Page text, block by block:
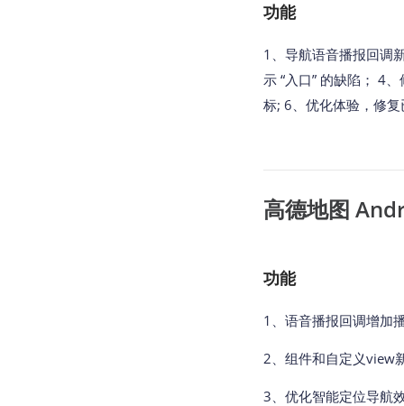
功能
1、导航语音播报回调
示 “入口” 的缺陷； 4
标; 6、优化体验，修
高德地图
功能
1、语音播报回调增加
2、组件和自定义view
3、优化智能定位导航